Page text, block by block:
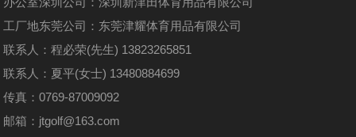
工厂地东莞公司：东莞津耀体育用品有限公司
联系人：程必荣(先生) 13823265851
联系人：夏平(女士) 13480884699
传真：0769-87009092
邮箱：jtgolf@163.com